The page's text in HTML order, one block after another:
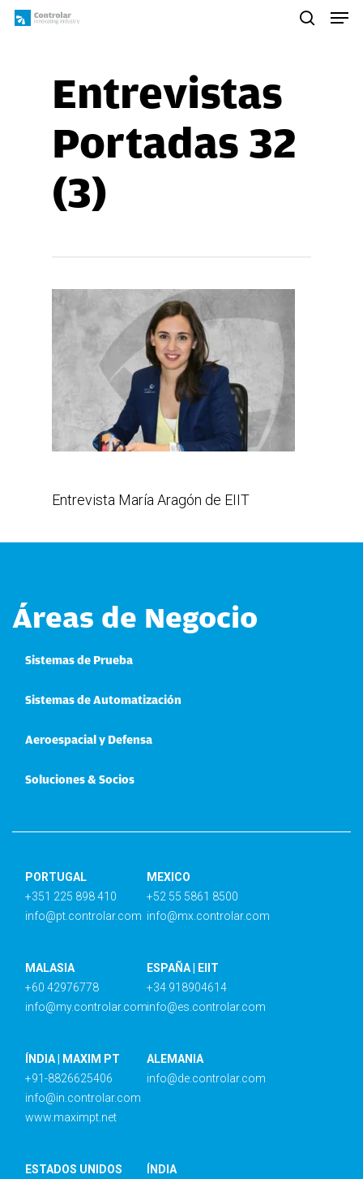
Skip
Entrevistas
Portadas 32
(3)
Entrevista María Aragón de EIIT
Áreas de Negocio
Sistemas de Prueba
Sistemas de Automatización
Aeroespacial y Defensa
Soluciones & Socios
PORTUGAL
+351 225 898 410
info@pt.controlar.com
MEXICO
+52 55 5861 8500
info@mx.controlar.com
MALASIA
+60 42976778
info@my.controlar.com
ESPAÑA | EIIT
+34 918904614
info@es.controlar.com
ÍNDIA | MAXIM PT
+91-8826625406
info@in.controlar.com
www.maximpt.net
ALEMANIA
info@de.controlar.com
ESTADOS UNIDOS
ÍNDIA